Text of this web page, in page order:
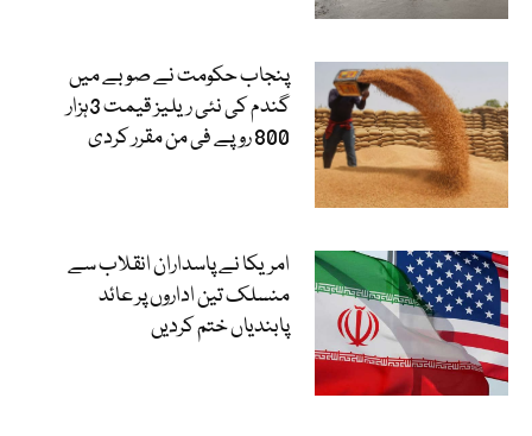
پنجاب حکومت نے صوبے میں
گندم کی نئی ریلیز قیمت 3ہزار
800 روپے فی من مقرر کردی
امریکا نے پاسداران انقلاب سے
منسلک تین اداروں پر عائد
پابندیاں ختم کردیں